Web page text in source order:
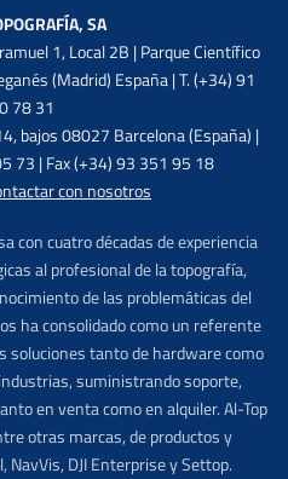
SA
1, Local 2B | Parque Científico
(Madrid) España | T. (+34) 91
78 31
bajos 08027 Barcelona (España) |
73 | Fax (+34) 93 351 95 18
con nosotros
con cuatro décadas de experiencia
al profesional de la topografía,
de las problemáticas del
ha consolidado como un referente
soluciones tanto de hardware como
suministrando soporte,
en venta como en alquiler. Al-Top
otras marcas, de productos y
NavVis, DJI Enterprise y Settop.